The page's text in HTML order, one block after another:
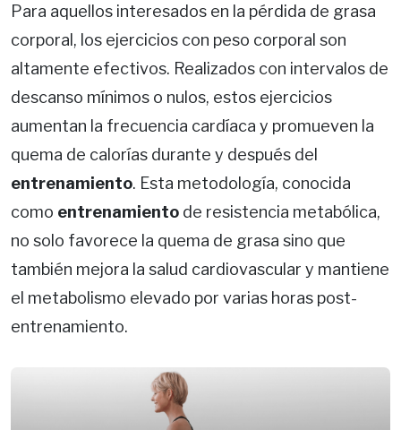
Para aquellos interesados en la pérdida de grasa
corporal, los ejercicios con peso corporal son
altamente efectivos. Realizados con intervalos de
descanso mínimos o nulos, estos ejercicios
aumentan la frecuencia cardíaca y promueven la
quema de calorías durante y después del
entrenamiento. Esta metodología, conocida
como entrenamiento de resistencia metabólica,
no solo favorece la quema de grasa sino que
también mejora la salud cardiovascular y mantiene
el metabolismo elevado por varias horas post-
entrenamiento.